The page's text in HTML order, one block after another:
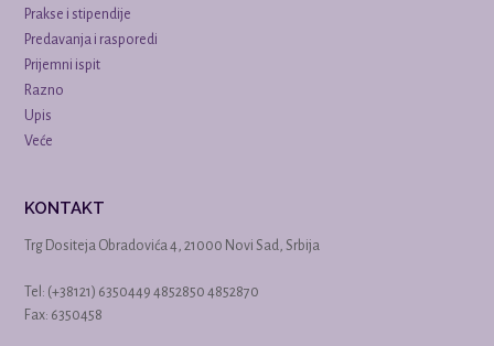
Prakse i stipendije
Predavanja i rasporedi
Prijemni ispit
Razno
Upis
Veće
KONTAKT
Trg Dositeja Obradovića 4, 21000 Novi Sad, Srbija
Tel: (+38121) 6350449 4852850 4852870
Fax: 6350458